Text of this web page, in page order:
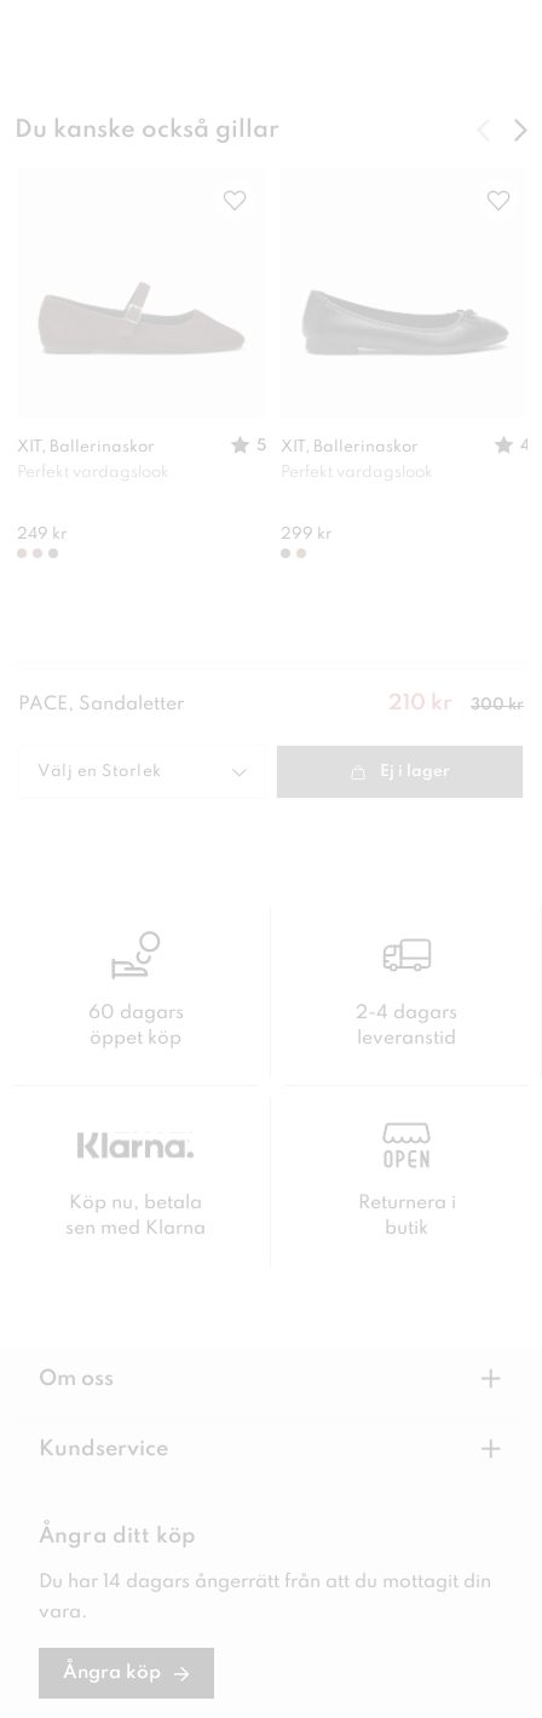
Du kanske också gillar
XIT, Ballerinaskor
5
Perfekt vardagslook
249 kr
XIT, Ballerinaskor
4
Perfekt vardagslook
299 kr
PACE, Sandaletter
Nuvarande
krTidigare
pris
210 kr 300 kr
Välj en Storlek Ej i lager
60 dagars
öppet köp
2-4 dagars
leveranstid
Köp nu, betala
sen med Klarna
Returnera i
butik
Om oss +
Kundservice +
Ångra ditt köp
Du har 14 dagars ångerrätt från att du mottagit din
vara.
Ångra köp